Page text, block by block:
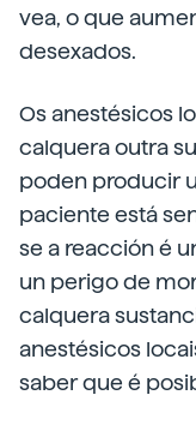
vea, o que
desexados.
Os anestésicos
calquera outra
poden producir
paciente está
se a reacción é
un perigo de
calquera
anestésicos
saber que é